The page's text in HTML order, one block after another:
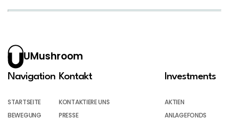
UMushroom
Navigation
STARTSEITE
BEWEGUNG
Kontakt
KONTAKTIERE UNS
PRESSE
Investments
AKTIEN
ANLAGEFONDS